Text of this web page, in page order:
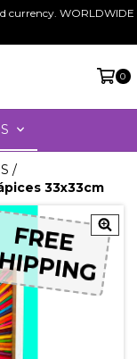
currency. WORLDWIDE
0
/
33x33cm
F
R
E
E
S
HI
P
PI
N
F
R
E
E
S
HI
P
PI
N